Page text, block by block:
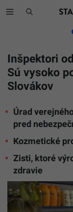
Inšpektori
Sú vysoko
Slovákov
Úrad
pred
Kozmetické
Zisti, ktoré
zdravie